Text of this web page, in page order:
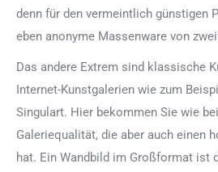
denn für den vermeintlich günstigen
eben anonyme Massenware von
Das andere Extrem sind klassische
Internet-Kunstgalerien wie zum
Singulart. Hier bekommen Sie wie
Galeriequalität, die aber auch einen
hat. Ein Wandbild im Großformat ist